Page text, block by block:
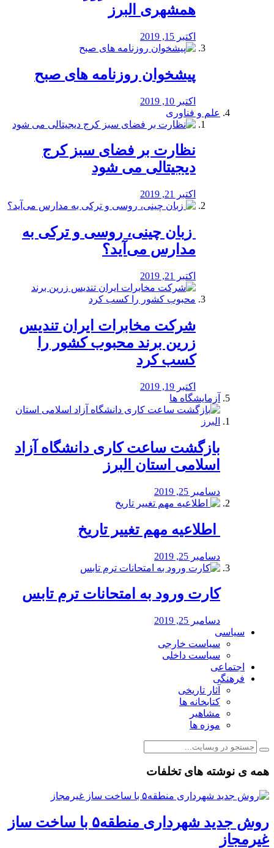
همشهری البرز
اکتبر 15, 2019
پیشخوان روزنامه های صبح
اکتبر 10, 2019
علم و فناوری
نظارت بر فضای سبز کرج
دیجیتالی می شود
اکتبر 21, 2019
️ زبان چینی، روسی و ترکی به
مدارس می‌آید؟
اکتبر 21, 2019
شرکت مخابرات ایران تندیس
زرین برند محبوب کشور را
کسب کرد
اکتبر 19, 2019
آزمایشگاه ها
بازگشت ساعت کاری دانشگاه آزاد
اسلامی استان البرز
دسامبر 25, 2019
️ اطلاعیه مهم تغییر تاریخ
دسامبر 25, 2019
کارت ورود به امتحانات ترم تابس
دسامبر 25, 2019
سیاسی
سیاست خارجی
سیاست داخلی
اجتماعی
فرهنگی
آثار تاریخی
کتابخانه ها
مشاهیر
موزه ها
همه ی نوشته های تخلفات
روش جدید شهرداری منطقه۵ با ساخت ساز
غیرمجاز